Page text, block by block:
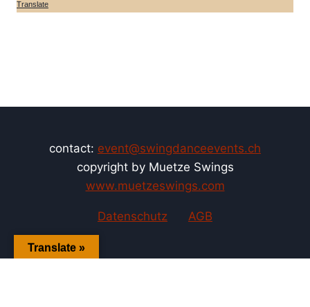
Translate
contact: event@swingdanceevents.ch
copyright by Muetze Swings
www.muetzeswings.com
Datenschutz AGB
Translate »